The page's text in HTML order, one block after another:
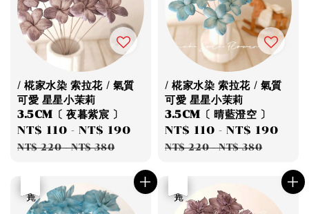
/ 椛家水染 索拉花 / 氣質
可愛 星星小茉莉
3.5CM〔 夜暮紫宸 〕
Sale
price
NT$ 110 -NT$ 190
Regular
price
NT$ 220-NT$ 380
/ 椛家水染 索拉花 / 氣質
可愛 星星小茉莉
3.5CM〔 晴藍澄空 〕
Sale
price
NT$ 110 -NT$ 190
NT$ 220-NT$ 380